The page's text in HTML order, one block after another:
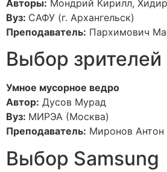
Авторы: Мондрий Кирилл,
Вуз: САФУ (г. Архангельск)
Преподаватель: Пархимович
Выбор зрителей
Умное мусорное ведро
Автор: Дусов Мурад
Вуз: МИРЭА (Москва)
Преподаватель: Миронов Антон
Выбор Samsung